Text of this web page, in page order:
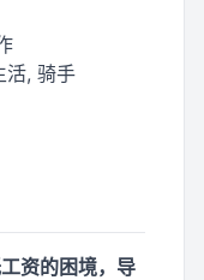
活, 骑手
资的困境，导